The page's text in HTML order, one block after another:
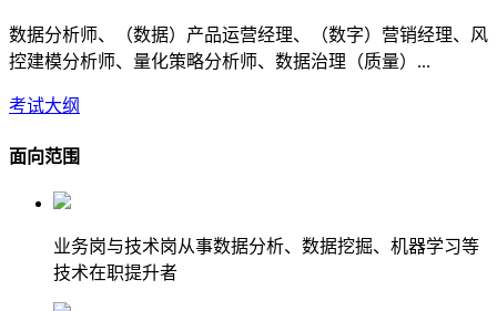
数据分析师、（数据）产品运营经理、（数字）营销经理、风
控建模分析师、量化策略分析师、数据治理（质量）...
考试大纲
面向范围
业务岗与技术岗从事数据分析、数据挖掘、机器学习等
技术在职提升者